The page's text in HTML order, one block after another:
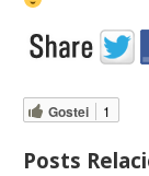
Gostei 1
Posts